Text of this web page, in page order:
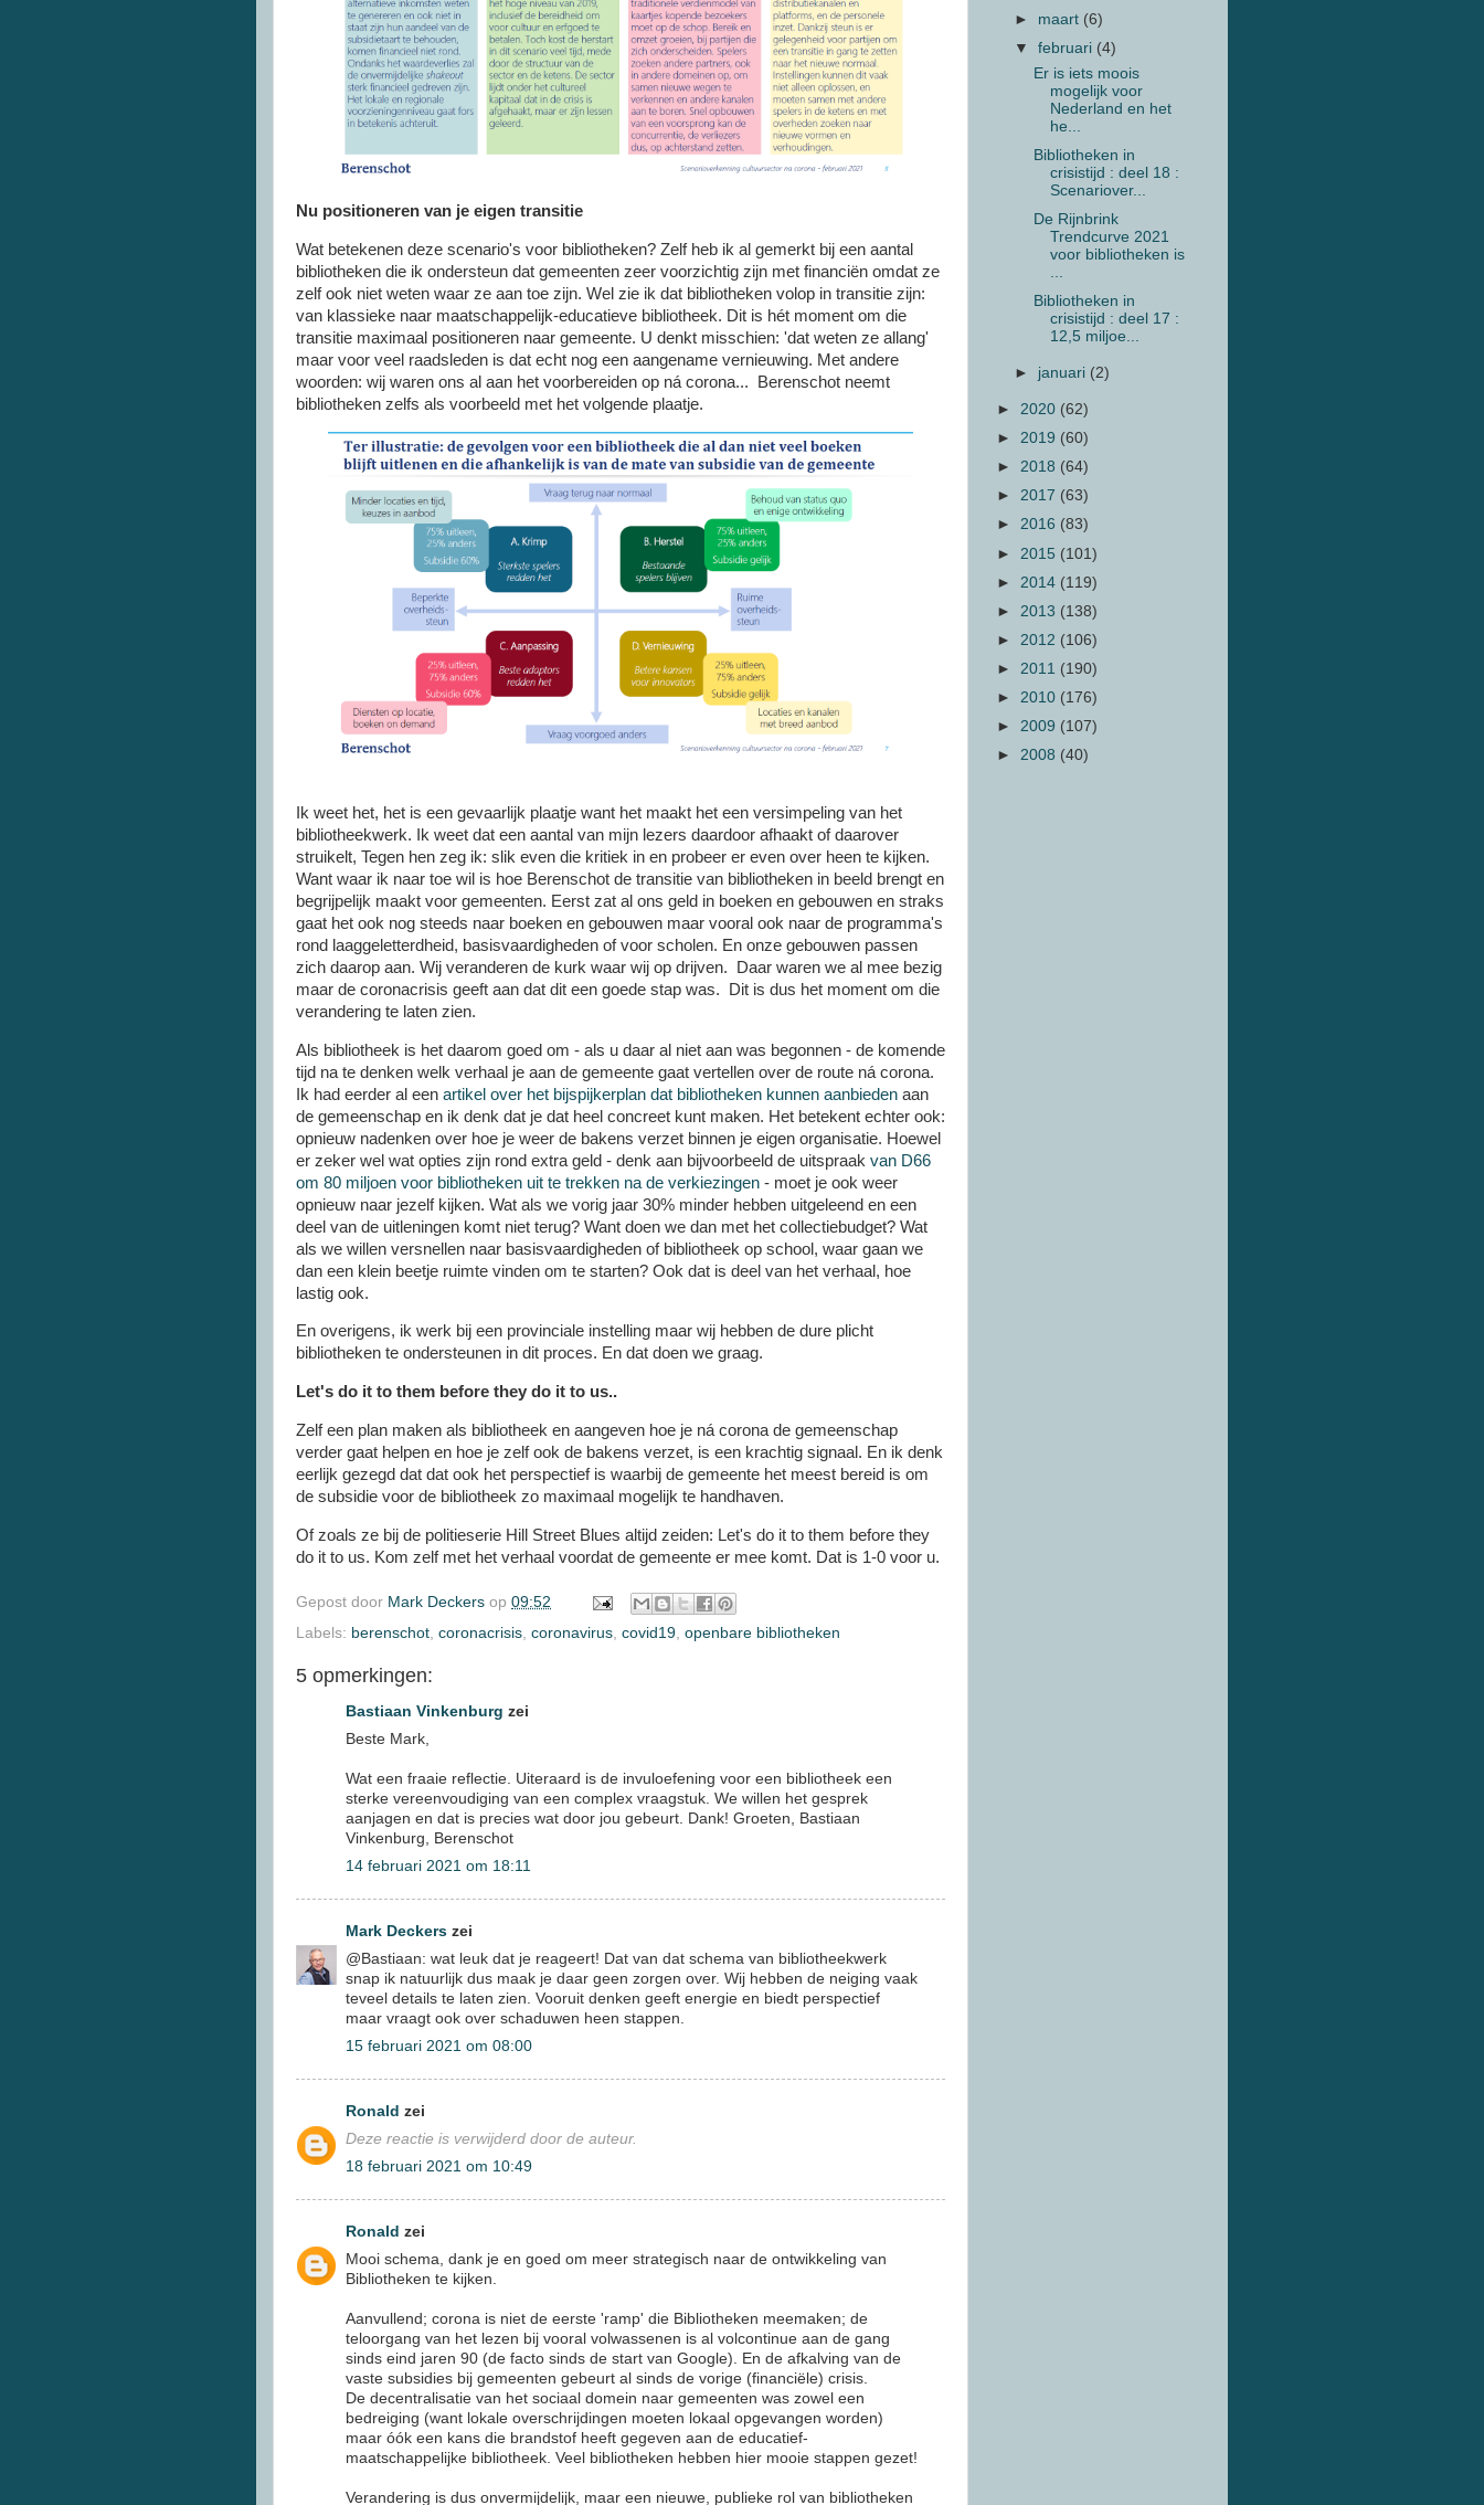
Nu positioneren van je eigen transitie
Wat betekenen deze scenario's voor bibliotheken? Zelf heb ik al gemerkt bij een aantal
bibliotheken die ik ondersteun dat gemeenten zeer voorzichtig zijn met financiën omdat ze
zelf ook niet weten waar ze aan toe zijn. Wel zie ik dat bibliotheken volop in transitie zijn:
van klassieke naar maatschappelijk-educatieve bibliotheek. Dit is hét moment om die
transitie maximaal positioneren naar gemeente. U denkt misschien: 'dat weten ze allang'
maar voor veel raadsleden is dat echt nog een aangename vernieuwing. Met andere
woorden: wij waren ons al aan het voorbereiden op ná corona... Berenschot neemt
bibliotheken zelfs als voorbeeld met het volgende plaatje.
Ik weet het, het is een gevaarlijk plaatje want het maakt het een versimpeling van het
bibliotheekwerk. Ik weet dat een aantal van mijn lezers daardoor afhaakt of daarover
struikelt, Tegen hen zeg ik: slik even die kritiek in en probeer er even over heen te kijken.
Want waar ik naar toe wil is hoe Berenschot de transitie van bibliotheken in beeld brengt en
begrijpelijk maakt voor gemeenten. Eerst zat al ons geld in boeken en gebouwen en straks
gaat het ook nog steeds naar boeken en gebouwen maar vooral ook naar de programma's
rond laaggeletterdheid, basisvaardigheden of voor scholen. En onze gebouwen passen
zich daarop aan. Wij veranderen de kurk waar wij op drijven. Daar waren we al mee bezig
maar de coronacrisis geeft aan dat dit een goede stap was. Dit is dus het moment om die
verandering te laten zien.
Als bibliotheek is het daarom goed om - als u daar al niet aan was begonnen - de komende
tijd na te denken welk verhaal je aan de gemeente gaat vertellen over de route ná corona.
Ik had eerder al een artikel over het bijspijkerplan dat bibliotheken kunnen aanbieden aan
de gemeenschap en ik denk dat je dat heel concreet kunt maken. Het betekent echter ook:
opnieuw nadenken over hoe je weer de bakens verzet binnen je eigen organisatie. Hoewel
er zeker wel wat opties zijn rond extra geld - denk aan bijvoorbeeld de uitspraak van D66
om 80 miljoen voor bibliotheken uit te trekken na de verkiezingen - moet je ook weer
opnieuw naar jezelf kijken. Wat als we vorig jaar 30% minder hebben uitgeleend en een
deel van de uitleningen komt niet terug? Want doen we dan met het collectiebudget? Wat
als we willen versnellen naar basisvaardigheden of bibliotheek op school, waar gaan we
dan een klein beetje ruimte vinden om te starten? Ook dat is deel van het verhaal, hoe
lastig ook.
En overigens, ik werk bij een provinciale instelling maar wij hebben de dure plicht
bibliotheken te ondersteunen in dit proces. En dat doen we graag.
Let's do it to them before they do it to us..
Zelf een plan maken als bibliotheek en aangeven hoe je ná corona de gemeenschap
verder gaat helpen en hoe je zelf ook de bakens verzet, is een krachtig signaal. En ik denk
eerlijk gezegd dat dat ook het perspectief is waarbij de gemeente het meest bereid is om
de subsidie voor de bibliotheek zo maximaal mogelijk te handhaven.
Of zoals ze bij de politieserie Hill Street Blues altijd zeiden: Let's do it to them before they
do it to us. Kom zelf met het verhaal voordat de gemeente er mee komt. Dat is 1-0 voor u.
Gepost door Mark Deckers op 09:52
Labels: berenschot coronacrisis coronavirus covid19 openbare bibliotheken
5 opmerkingen:
Bastiaan Vinkenburg zei
Beste Mark,
Wat een fraaie reflectie. Uiteraard is de invuloefening voor een bibliotheek een
sterke vereenvoudiging van een complex vraagstuk. We willen het gesprek
aanjagen en dat is precies wat door jou gebeurt. Dank! Groeten, Bastiaan
Vinkenburg, Berenschot
14 februari 2021 om 18:11
Mark Deckers zei
@Bastiaan: wat leuk dat je reageert! Dat van dat schema van bibliotheekwerk
snap ik natuurlijk dus maak je daar geen zorgen over. Wij hebben de neiging vaak
teveel details te laten zien. Vooruit denken geeft energie en biedt perspectief
maar vraagt ook over schaduwen heen stappen.
15 februari 2021 om 08:00
Ronald zei
Deze reactie is verwijderd door de auteur.
18 februari 2021 om 10:49
Ronald zei
Mooi schema, dank je en goed om meer strategisch naar de ontwikkeling van
Bibliotheken te kijken.
Aanvullend; corona is niet de eerste 'ramp' die Bibliotheken meemaken; de
teloorgang van het lezen bij vooral volwassenen is al volcontinue aan de gang
sinds eind jaren 90 (de facto sinds de start van Google). En de afkalving van de
vaste subsidies bij gemeenten gebeurt al sinds de vorige (financiële) crisis.
De decentralisatie van het sociaal domein naar gemeenten was zowel een
bedreiging (want lokale overschrijdingen moeten lokaal opgevangen worden)
maar óók een kans die brandstof heeft gegeven aan de educatief-
maatschappelijke bibliotheek. Veel bibliotheken hebben hier mooie stappen gezet!
Verandering is dus onvermijdelijk, maar een nieuwe, publieke rol van bibliotheken
► maart (6)
▼februari (4)
Er is iets moois
mogelijk voor
Nederland en het
he...
Bibliotheken in
crisistijd : deel 18 :
Scenariover...
De Rijnbrink
Trendcurve 2021
voor bibliotheken is
...
Bibliotheken in
crisistijd : deel 17 :
12,5 miljoe...
► januari (2)
► 2020 (62)
► 2019 (60)
► 2018 (64)
► 2017 (63)
► 2016 (83)
► 2015 (101)
► 2014 (119)
► 2013 (138)
► 2012 (106)
► 2011 (190)
► 2010 (176)
► 2009 (107)
► 2008 (40)